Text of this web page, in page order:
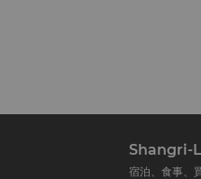
Shangri-
宿泊、食事、